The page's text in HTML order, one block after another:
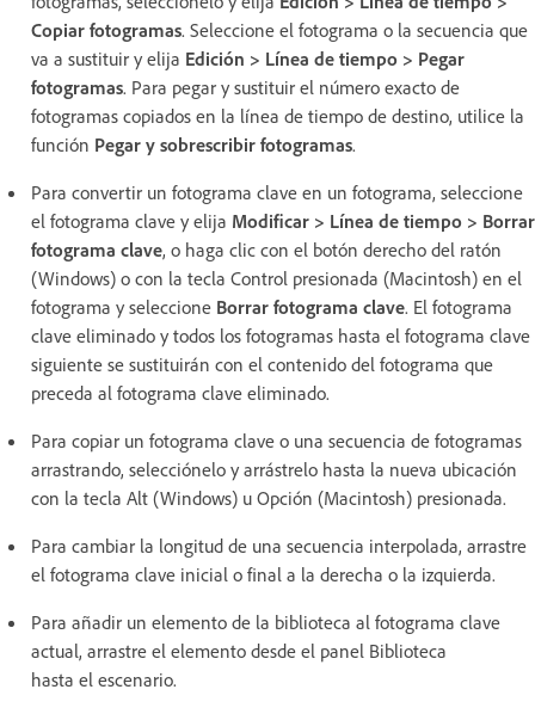
Copiar fotogramas. Seleccione el fotograma o la secuencia que
va a sustituir y elija Edición > Línea de tiempo > Pegar
fotogramas. Para pegar y sustituir el número exacto de
fotogramas copiados en la línea de tiempo de destino, utilice la
función Pegar y sobrescribir fotogramas.
Para convertir un fotograma clave en un fotograma, seleccione
el fotograma clave y elija Modificar > Línea de tiempo > Borrar
fotograma clave, o haga clic con el botón derecho del ratón
(Windows) o con la tecla Control presionada (Macintosh) en el
fotograma y seleccione Borrar fotograma clave. El fotograma
clave eliminado y todos los fotogramas hasta el fotograma clave
siguiente se sustituirán con el contenido del fotograma que
preceda al fotograma clave eliminado.
Para copiar un fotograma clave o una secuencia de fotogramas
arrastrando, selecciónelo y arrástrelo hasta la nueva ubicación
con la tecla Alt (Windows) u Opción (Macintosh) presionada.
Para cambiar la longitud de una secuencia interpolada, arrastre
el fotograma clave inicial o final a la derecha o la izquierda.
Para añadir un elemento de la biblioteca al fotograma clave
actual, arrastre el elemento desde el panel Biblioteca
hasta el escenario.